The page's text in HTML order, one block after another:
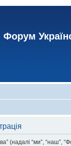
Форум
(надалі “ми”,